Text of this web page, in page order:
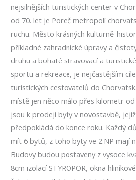
nejsilnějších turistických center v
od 70. let je Poreč metropolí
ruchu. Město krásných kulturně-
příkladné zahradnické úpravy a
druhu a bohaté stravovací a
sportu a rekreace, je nejčastějším
turistických cestovatelů do
místě jen něco málo přes kilometr
jsou k prodeji byty v novostavbě,
předpokládá do konce roku. Každý
mít 6 bytů, z toho byty ve 2.NP mají
Budovy budou postaveny z vysoce
8cm izolací STYROPOR, okna